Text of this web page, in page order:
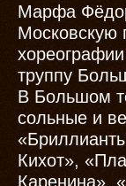
Марфа
Московскую
труппу
В Большом
сольные и
Кихот»,
Каренина»,